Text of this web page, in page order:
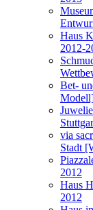
Haus
2012-
Bet-
via
Stadt
2012
Haus
2012